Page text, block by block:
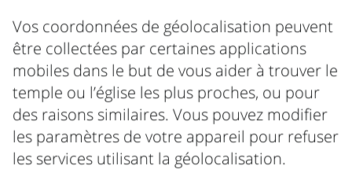
Vos coordonnées de géolocalisation peuvent
être collectées par certaines applications
mobiles dans le but de vous aider à trouver le
temple ou l’église les plus proches, ou pour
des raisons similaires. Vous pouvez modifier
les paramètres de votre appareil pour refuser
les services utilisant la géolocalisation.